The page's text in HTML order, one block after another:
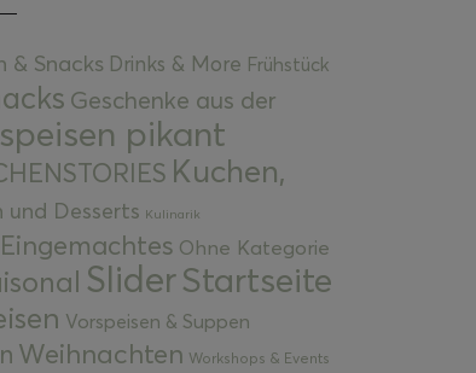
& Snacks Drinks & More Frühstück
Geschenke aus der
pikant
Kuchen,
und Desserts Kulinarik
Ohne Kategorie
SliderStartseite
Vorspeisen & Suppen
Weihnachten Workshops & Events